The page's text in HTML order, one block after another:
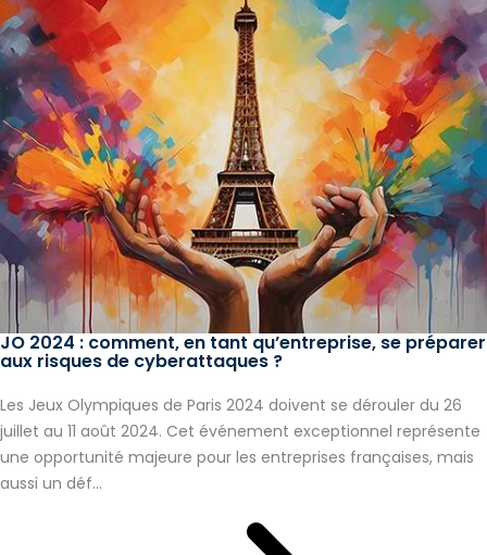
JO 2024 : comment, en tant qu’entreprise, se préparer
aux risques de cyberattaques ?
Les Jeux Olympiques de Paris 2024 doivent se dérouler du 26
juillet au 11 août 2024. Cet événement exceptionnel représente
une opportunité majeure pour les entreprises françaises, mais
aussi un déf...